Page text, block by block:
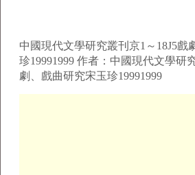
中國現代文學研究叢刊京1～18J5戲
珍19991999 作者：中國現代文學研
劇、戲曲研究宋玉珍19991999